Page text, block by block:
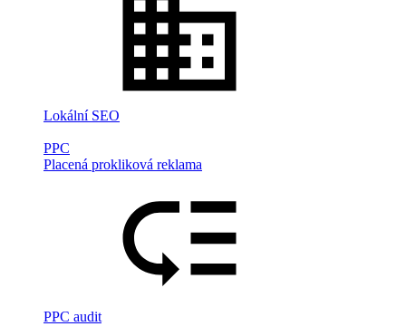
Lokální SEO
PPC
Placená prokliková reklama
PPC audit